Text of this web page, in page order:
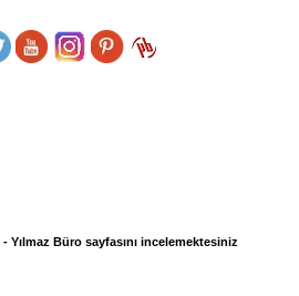
- Yılmaz Büro sayfasını incelemektesiniz